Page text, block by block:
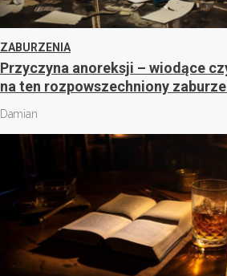
ZABURZENIA
Przyczyna anoreksji – wiodące
na ten rozpowszechniony
Damian